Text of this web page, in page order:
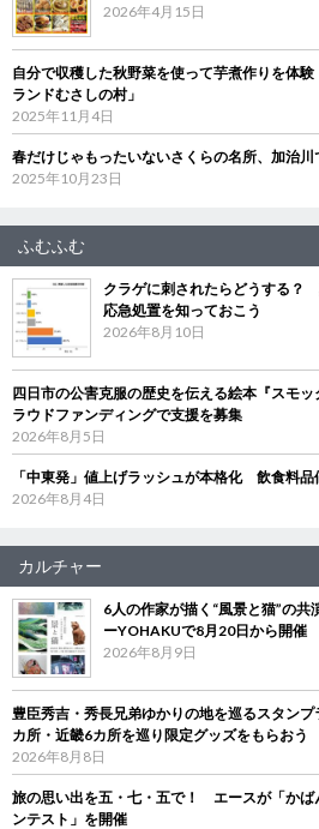
2026年4月15日
自分で収穫した秋野菜を使って芋煮作りを体
ランドむさしの村」
2025年11月4日
春だけじゃもったいないさくらの名所、加治川
2025年10月23日
ふむふむ
クラゲに刺されたらどうする？
応急処置を知っておこう
2026年8月10日
四日市の公害克服の歴史を伝える絵本『スモ
ラウドファンディングで支援を募集
2026年8月5日
「中東発」値上げラッシュが本格化 飲食料
2026年8月4日
カルチャー
6人の作家が描く“風景と猫”の
ーYOHAKUで8月20日から開催
2026年8月9日
豊臣秀吉・秀長兄弟ゆかりの地を巡るスタン
カ所・近畿6カ所を巡り限定グッズをもらおう
2026年8月8日
旅の思い出を五・七・五で！ エースが「かば
ンテスト」を開催